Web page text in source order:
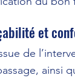
et
de
ainsi